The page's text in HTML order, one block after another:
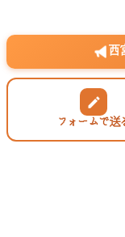
西
フォームで送